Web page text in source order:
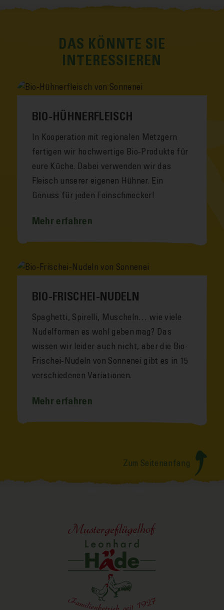
DAS KÖNNTE SIE
INTERESSIEREN
BIO-HÜHNERFLEISCH
In Kooperation mit regionalen Metzgern
fertigen wir hoch­wertige Bio-Produkte für
eure Küche. Da­bei ver­wenden wir das
Fleisch unserer eigenen Hühner. Ein
Genuss für jeden Fein­schmecker!
Mehr erfahren
BIO-FRISCHEI-NUDELN
Spaghetti, Spirelli, Muscheln… wie viele
Nudel­formen es wohl geben mag? Das
wissen wir leider auch nicht, aber die Bio-
Frischei-Nudeln von Sonnen­ei gibt es in 15
ver­schiedenen Variationen.
Mehr erfahren
Zum Seitenanfang